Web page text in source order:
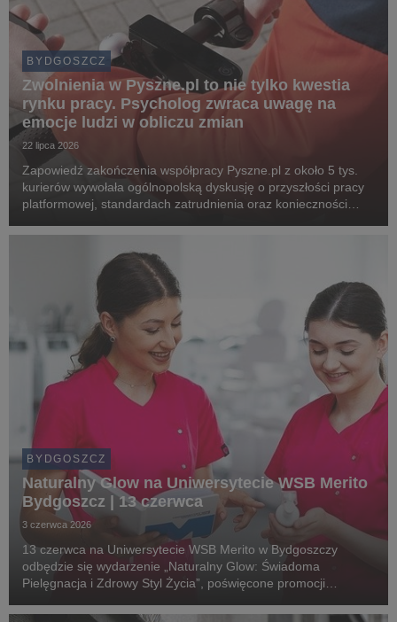
BYDGOSZCZ
Zwolnienia w Pyszne.pl to nie tylko kwestia
rynku pracy. Psycholog zwraca uwagę na
emocje ludzi w obliczu zmian
22 lipca 2026
Zapowiedź zakończenia współpracy Pyszne.pl z około 5 tys.
kurierów wywołała ogólnopolską dyskusję o przyszłości pracy
platformowej, standardach zatrudnienia oraz konieczności
Związkowcy alarmują, że planowane zmiany m...
BYDGOSZCZ
Naturalny Glow na Uniwersytecie WSB Merito
Bydgoszcz | 13 czerwca
3 czerwca 2026
13 czerwca na Uniwersytecie WSB Merito w Bydgoszczy
odbędzie się wydarzenie „Naturalny Glow: Świadoma
Pielęgnacja i Zdrowy Styl Życia”, poświęcone promocji
branży beauty.